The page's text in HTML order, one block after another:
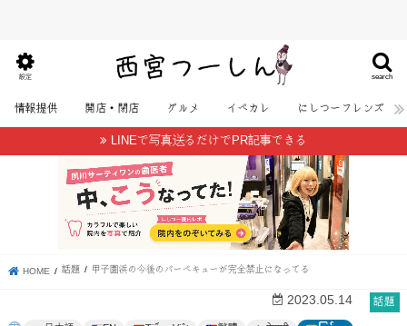
search
設定
情報提供 開店・閉店 グルメ イベカレ にしつーフレンズ
LINEで写真送るだけでPR記事できる
HOME 話題 甲子園浜の今後のバーベキューが完全禁止になってる
話題
2023.05.14